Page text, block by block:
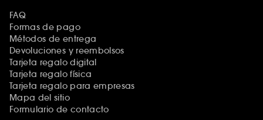
FAQ
Formas de pago
Métodos de entrega
Devoluciones y reembolsos
Tarjeta regalo digital
Tarjeta regalo física
Tarjeta regalo para empresas
Mapa del sitio
Formulario de contacto